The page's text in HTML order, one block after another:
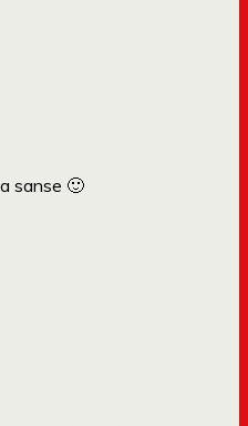
sanse 🙂